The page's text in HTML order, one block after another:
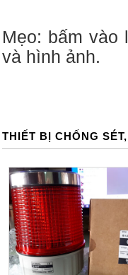
Mẹo: bấm vào
và hình ảnh.
THIẾT BỊ CHỐNG